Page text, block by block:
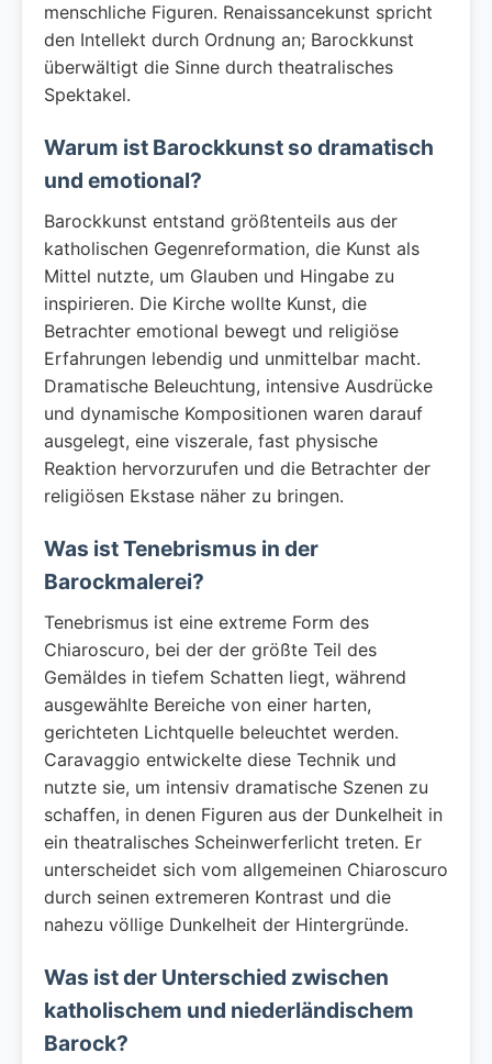
menschliche Figuren. Renaissancekunst spricht
den Intellekt durch Ordnung an; Barockkunst
überwältigt die Sinne durch theatralisches
Spektakel.
Warum ist Barockkunst so dramatisch
und emotional?
Barockkunst entstand größtenteils aus der
katholischen Gegenreformation, die Kunst als
Mittel nutzte, um Glauben und Hingabe zu
inspirieren. Die Kirche wollte Kunst, die
Betrachter emotional bewegt und religiöse
Erfahrungen lebendig und unmittelbar macht.
Dramatische Beleuchtung, intensive Ausdrücke
und dynamische Kompositionen waren darauf
ausgelegt, eine viszerale, fast physische
Reaktion hervorzurufen und die Betrachter der
religiösen Ekstase näher zu bringen.
Was ist Tenebrismus in der
Barockmalerei?
Tenebrismus ist eine extreme Form des
Chiaroscuro, bei der der größte Teil des
Gemäldes in tiefem Schatten liegt, während
ausgewählte Bereiche von einer harten,
gerichteten Lichtquelle beleuchtet werden.
Caravaggio entwickelte diese Technik und
nutzte sie, um intensiv dramatische Szenen zu
schaffen, in denen Figuren aus der Dunkelheit in
ein theatralisches Scheinwerferlicht treten. Er
unterscheidet sich vom allgemeinen Chiaroscuro
durch seinen extremeren Kontrast und die
nahezu völlige Dunkelheit der Hintergründe.
Was ist der Unterschied zwischen
katholischem und niederländischem
Barock?